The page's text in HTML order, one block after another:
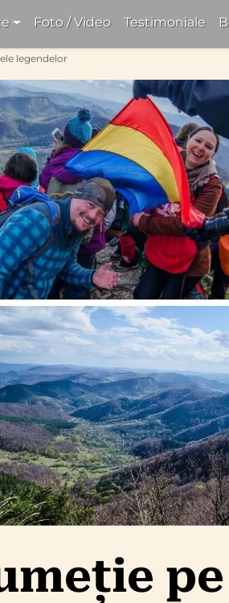
Foto / Video Testimoniale
legendelor
pe